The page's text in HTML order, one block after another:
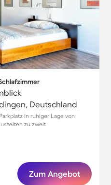
Deutschland
in ruhiger Lage von
zu zweit
Zum Angebot